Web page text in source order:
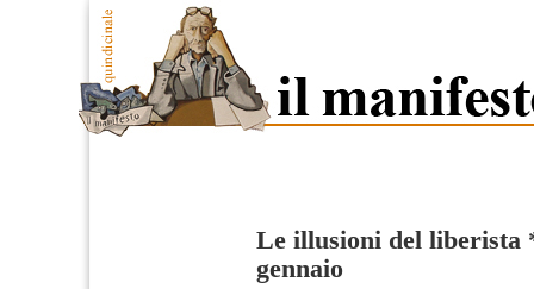
Le illusioni del liberista
gennaio